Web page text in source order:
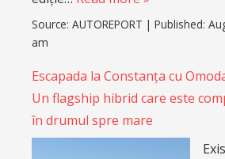
iar la interior te bucuri de un
Pentru o escapadă de weekend
pus la încercare noua ediție